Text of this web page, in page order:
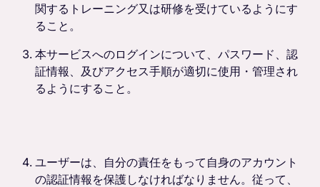
関するトレーニング又は研修を受けているようにす
ること。
本サービスへのログインについて、パスワード、認
証情報、及びアクセス手順が適切に使用・管理され
るようにすること。
ユーザーは、自分の責任をもって自身のアカウント
の認証情報を保護しなければなりません。従って、